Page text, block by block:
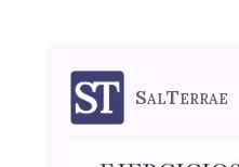
SalTerrae